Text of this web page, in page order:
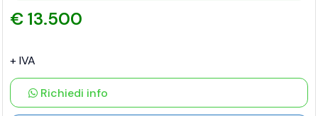
€ 13.500
+ IVA
Richiedi info